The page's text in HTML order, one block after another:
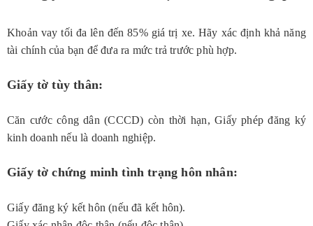
Khoản vay tối đa lên đến 85% giá trị xe. Hãy xác định khả năng
tài chính của bạn để đưa ra mức trả trước phù hợp.
Giấy tờ tùy thân:
Căn cước công dân (CCCD) còn thời hạn, Giấy phép đăng ký
kinh doanh nếu là doanh nghiệp.
Giấy tờ chứng minh tình trạng hôn nhân:
Giấy đăng ký kết hôn (nếu đã kết hôn).